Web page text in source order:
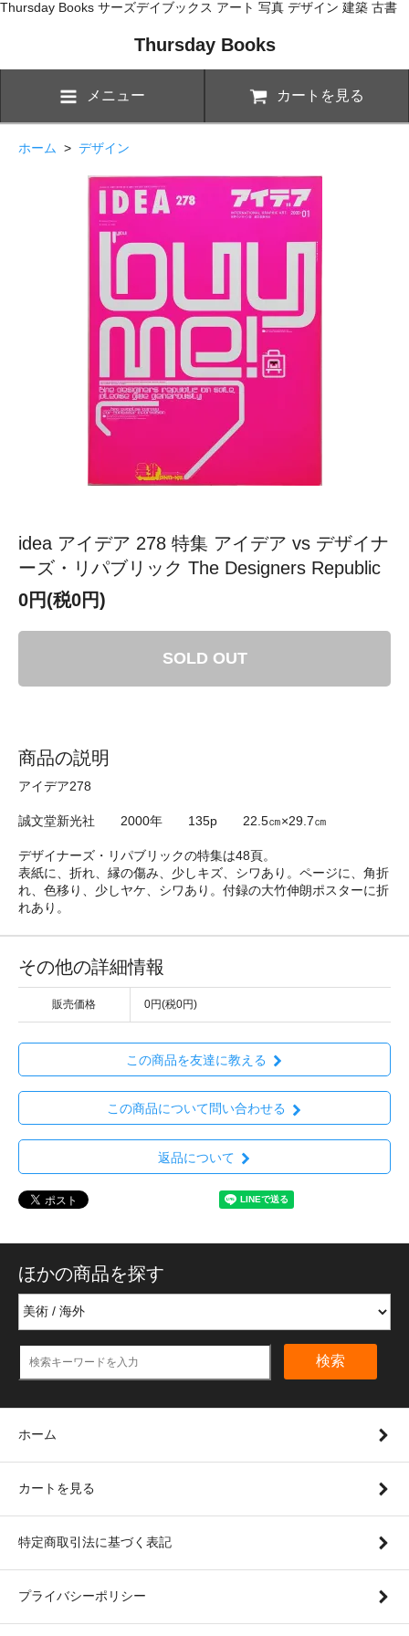
Thursday Books サーズデイブックス アート 写真 デザイン 建築 古書
Thursday Books
メニュー カートを見る
ホーム > デザイン
idea アイデア 278 特集 アイデア vs デザイナ
ーズ・リパブリック The Designers Republic
0円(税0円)
SOLD OUT
商品の説明
アイデア278
誠文堂新光社 2000年 135p 22.5㎝×29.7㎝
デザイナーズ・リパブリックの特集は48頁。
表紙に、折れ、縁の傷み、少しキズ、シワあり。ページに、角折
れ、色移り、少しヤケ、シワあり。付録の大竹伸朗ポスターに折
れあり。
その他の詳細情報
販売価格 0円(税0円)
この商品を友達に教える
この商品について問い合わせる
返品について
ほかの商品を探す
検索
ホーム
カートを見る
特定商取引法に基づく表記
プライバシーポリシー